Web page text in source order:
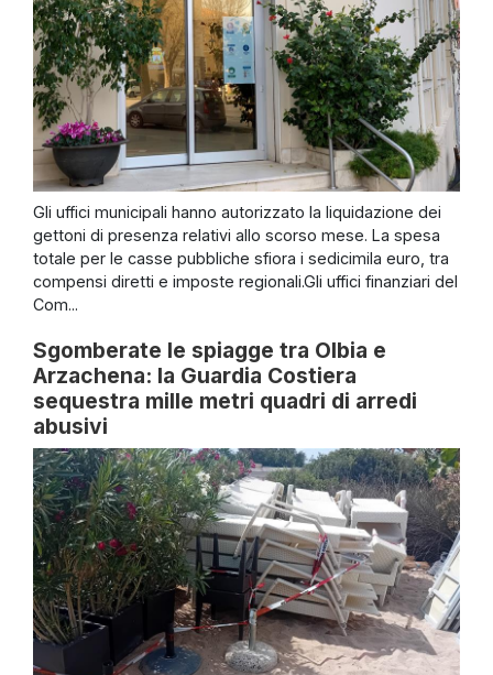
Gli uffici municipali hanno autorizzato la liquidazione dei
gettoni di presenza relativi allo scorso mese. La spesa
totale per le casse pubbliche sfiora i sedicimila euro, tra
compensi diretti e imposte regionali.Gli uffici finanziari del
Com...
Sgomberate le spiagge tra Olbia e
Arzachena: la Guardia Costiera
sequestra mille metri quadri di arredi
abusivi